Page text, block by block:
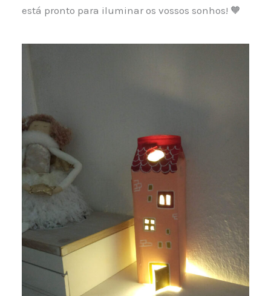
está pronto para iluminar os vossos sonhos! 🧡